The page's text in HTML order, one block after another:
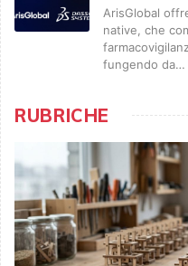
ArisGlobal
native, che
fungendo da…
RUBRICHE